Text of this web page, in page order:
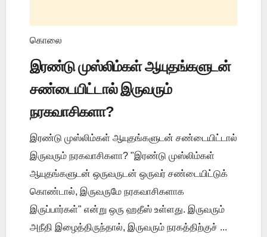
கொலை
இரண்டு முஸ்லிம்கள் ஆயுதங்களுடன்
சண்டையிட்டால் இருவரும்
நரகவாசிகளா?
இரண்டு முஸ்லிம்கள் ஆயுதங்களுடன் சண்டையிட்டால்
இருவரும் நரகவாசிகளா? "இரண்டு முஸ்லிம்கள்
ஆயுதங்களுடன் ஒருவருடன் ஒருவர் சண்டையிட்டுக்
கொண்டால், இருவருமே நரகவாசிகளாக
இருப்பார்கள்" என்று ஒரு ஹதீஸ் உள்ளது. இருவரும்
அநீதி இழைத்திருந்தால், இருவரும் நரகத்திற்குச் ...